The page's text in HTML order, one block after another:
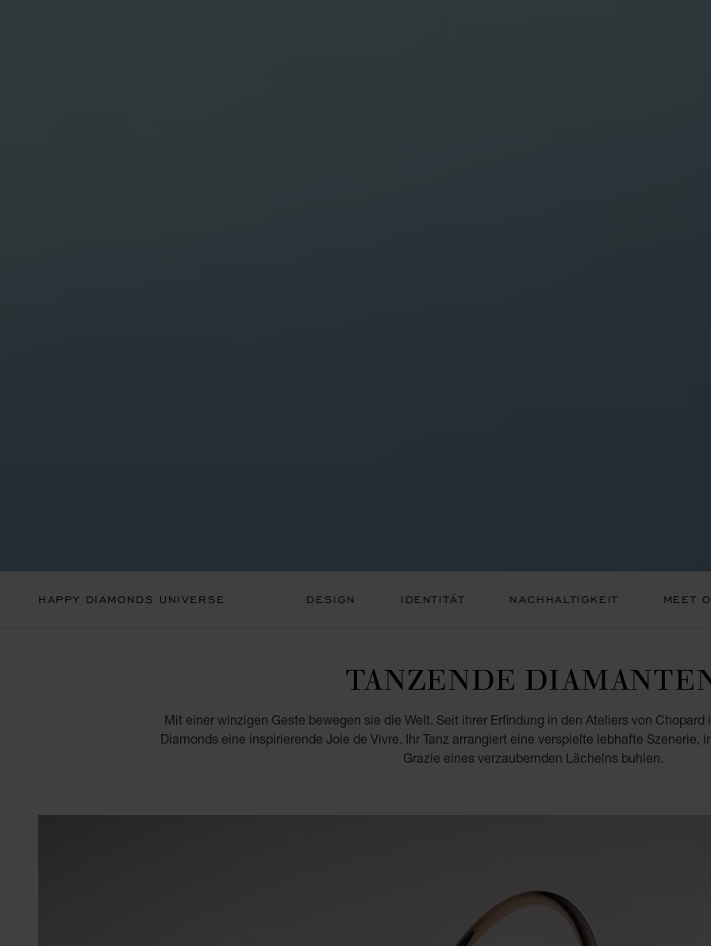
HAPPY DIAMONDS UNIVERSE DESIGN IDENTITÄT NACHHALTIGKEIT MEET
TANZENDE
Mit einer winzigen Geste bewegen sie die Welt. Seit ihrer Erfindung in den Ateliers von
Diamonds eine inspirierende Joie de Vivre. Ihr Tanz arrangiert eine verspielte lebhafte Szenerie,
Grazie eines verzaubernden Lächelns buhlen.